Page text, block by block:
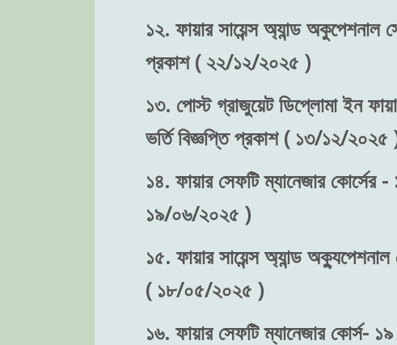
১২. ফায়ার সায়েন্স অ্যান্ড অকুপেশনাল
প্রকাশ ( ২২/১২/২০২৫ )
১৩. পোস্ট গ্রাজুয়েট ডিপ্লোমা ইন
ভর্তি বিজ্ঞপ্তি প্রকাশ ( ১৩/১২/২০২৫
১৪. ফায়ার সেফটি ম্যানেজার কোর্সের
১৯/০৬/২০২৫ )
১৫. ফায়ার সায়েন্স অ্যান্ড
( ১৮/০৫/২০২৫ )
১৬. ফায়ার সেফটি ম্যানেজার কোর্স-